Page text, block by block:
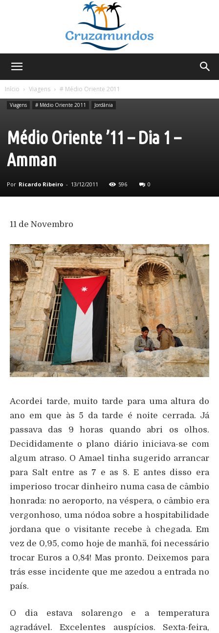
Início
Viagens # Médio Oriente 2011
Viagens # Médio Oriente 2011 Jordânia
Médio Oriente ’11 – Dia 1 –
Amman
Por Ricardo Ribeiro - 13/12/2011 596 0
11 de Novembro
Acordei tarde, muito tarde para uma altura do
ano em que às 5 da tarde é noite cerrada. Já
passava das 9 horas quando abri os olhos.
Decididamente o plano diário iniciava-se com
algum atraso. O Amael tinha sugerido arrancar
para Salt entre as 7 e as 8. E antes disso era
imperioso trocar dinheiro numa casa de câmbio
honrada: no aeroporto, na véspera, o câmbio era
vergonhoso, uma nódoa sobre a hospitabilidade
jordana que o visitante recebe à chegada. Em
vez de 0,95, como hoje de manhã, foi necessário
trocar Euros a 0,84! Mas pronto. Deixemos para
trás esse incidente que me azedou a entrada no
país.
O dia estava solarengo e a temperatura
agradável. Excelentes auspícios. Sexta-feira,